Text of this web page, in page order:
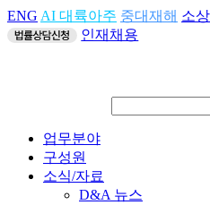
ENG AI 대륙아주 중대재해 소
인재채용
업무분야
구성원
소식/자료
D&A 뉴스